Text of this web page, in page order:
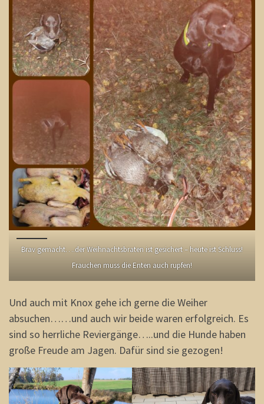
Brav gemacht….der Weihnachtsbraten ist gesichert – heute ist Schluss!
Frauchen muss die Enten auch rupfen!
Und auch mit Knox gehe ich gerne die Weiher
absuchen……und auch wir beide waren erfolgreich. Es
sind so herrliche Reviergänge…..und die Hunde haben
große Freude am Jagen. Dafür sind sie gezogen!